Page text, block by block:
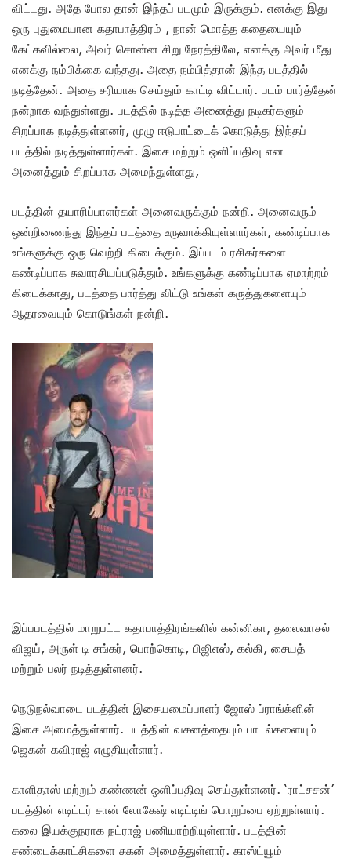
விட்டது. அதே போல தான் இந்தப் படமும் இருக்கும். எனக்கு இது
ஒரு புதுமையான கதாபாத்திரம் , நான் மொத்த கதையையும்
கேட்கவில்லை, அவர் சொன்ன சிறு நேரத்திலே, எனக்கு அவர் மீது
எனக்கு நம்பிக்கை வந்தது. அதை நம்பித்தான் இந்த படத்தில்
நடித்தேன். அதை சரியாக செய்தும் காட்டி விட்டார். படம் பார்த்தேன்
நன்றாக வந்துள்ளது. படத்தில் நடித்த அனைத்து நடிகர்களும்
சிறப்பாக நடித்துள்ளனர், முழு ஈடுபாட்டைக் கொடுத்து இந்தப்
படத்தில் நடித்துள்ளார்கள். இசை மற்றும் ஒளிப்பதிவு என
அனைத்தும் சிறப்பாக அமைந்துள்ளது,
படத்தின் தயாரிப்பாளர்கள் அனைவருக்கும் நன்றி. அனைவரும்
ஒன்றிணைந்து இந்தப் படத்தை உருவாக்கியுள்ளார்கள், கண்டிப்பாக
உங்களுக்கு ஒரு வெற்றி கிடைக்கும். இப்படம் ரசிகர்களை
கண்டிப்பாக சுவாரசியப்படுத்தும். உங்களுக்கு கண்டிப்பாக ஏமாற்றம்
கிடைக்காது, படத்தை பார்த்து விட்டு உங்கள் கருத்துகளையும்
ஆதரவையும் கொடுங்கள் நன்றி.
இப்பபடத்தில் மாறுபட்ட கதாபாத்திரங்களில் கன்னிகா, தலைவாசல்
விஜய், அருள் டி சங்கர், பொற்கொடி, பிஜிஎஸ், கல்கி, சையத்
மற்றும் பலர் நடித்துள்ளனர்.
நெடுநல்வாடை படத்தின் இசையமைப்பாளர் ஜோஸ் ப்ராங்க்ளின்
இசை அமைத்துள்ளார். படத்தின் வசனத்தையும் பாடல்களையும்
ஜெகன் கவிராஜ் எழுதியுள்ளார்.
காளிதாஸ் மற்றும் கண்ணன் ஒளிப்பதிவு செய்துள்ளனர். ‘ராட்சசன்’
படத்தின் எடிட்டர் சான் லோகேஷ் எடிட்டிங் பொறுப்பை ஏற்றுள்ளார்.
கலை இயக்குநராக நட்ராஜ் பணியாற்றியுள்ளார். படத்தின்
சண்டைக்காட்சிகளை சுகன் அமைத்துள்ளார். காஸ்ட்யூம்